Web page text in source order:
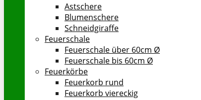
Astschere
Blumenschere
Schneidgiraffe
Feuerschale
Feuerschale über 60cm Ø
Feuerschale bis 60cm Ø
Feuerkörbe
Feuerkorb rund
Feuerkorb viereckig